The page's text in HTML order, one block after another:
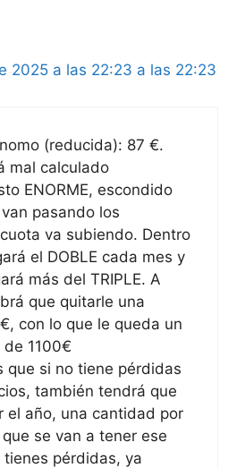
2025 a las 22:23 a las 22:23
(reducida): 87 €.
mal calculado
ENORME, escondido
pasando los
va subiendo. Dentro
el DOBLE cada mes y
más del TRIPLE. A
que quitarle una
con lo que le queda un
1100€
que si no tiene pérdidas
también tendrá que
el año, una cantidad por
se van a tener ese
tienes pérdidas, ya